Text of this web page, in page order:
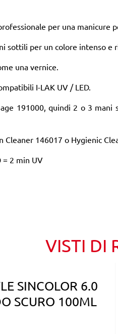
per una manicure
sottili per un colore intenso e
una vernice.
I-LAK UV / LED.
191000, quindi 2 o 3
Cleaner 146017 o Hygienic
= 2 min UV
VISTI DI
SINCOLOR 6.0
SCURO 100ML